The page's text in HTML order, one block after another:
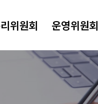
위원회 운영위원회